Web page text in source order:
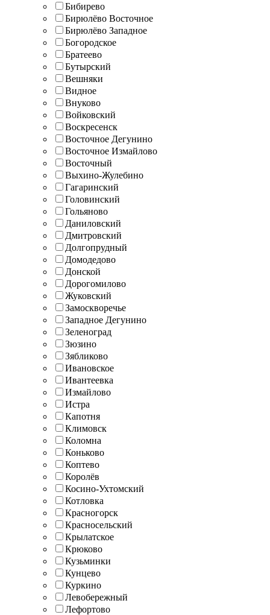
Бибирево
Бирюлёво Восточное
Бирюлёво Западное
Богородское
Братеево
Бутырский
Вешняки
Видное
Внуково
Войковский
Воскресенск
Восточное Дегунино
Восточное Измайлово
Восточный
Выхино-Жулебино
Гагаринский
Головинский
Гольяново
Даниловский
Дмитровский
Долгопрудный
Домодедово
Донской
Дорогомилово
Жуковский
Замоскворечье
Западное Дегунино
Зеленоград
Зюзино
Зябликово
Ивановское
Ивантеевка
Измайлово
Истра
Капотня
Климовск
Коломна
Коньково
Коптево
Королёв
Косино-Ухтомский
Котловка
Красногорск
Красносельский
Крылатское
Крюково
Кузьминки
Кунцево
Куркино
Левобережный
Лефортово